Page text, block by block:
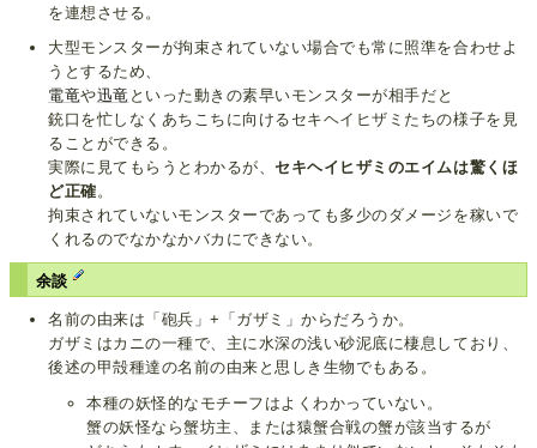
を連想させる。
大型モンスターが拘束されていない場合でも常に照準を合わせよ
うとするため、
電竜や迅竜 といった動きの素早いモンスターが相手だと
銃口を忙しなくあちこちに向けるセキヘイヒザミたちの様子を見
ることができる。
実際に見てもらうとわかるが、セキヘイヒザミのエイムは驚くほ
ど正確。
拘束されていないモンスターであっても多少のダメージを稼いで
くれるのでなかなかバカにできない。
余談
名前の由来は「砲兵」+「ガザミ」からだろうか。
ガザミはカニの一種で、主に水深の浅い砂泥底に棲息しており、
後述の甲殻種達の名前の由来と思しき生物でもある。
本種の妖怪的なモチーフはよくわかっていない。
蟹の妖怪なら蟹坊主、または猿蟹合戦の蟹が該当するが